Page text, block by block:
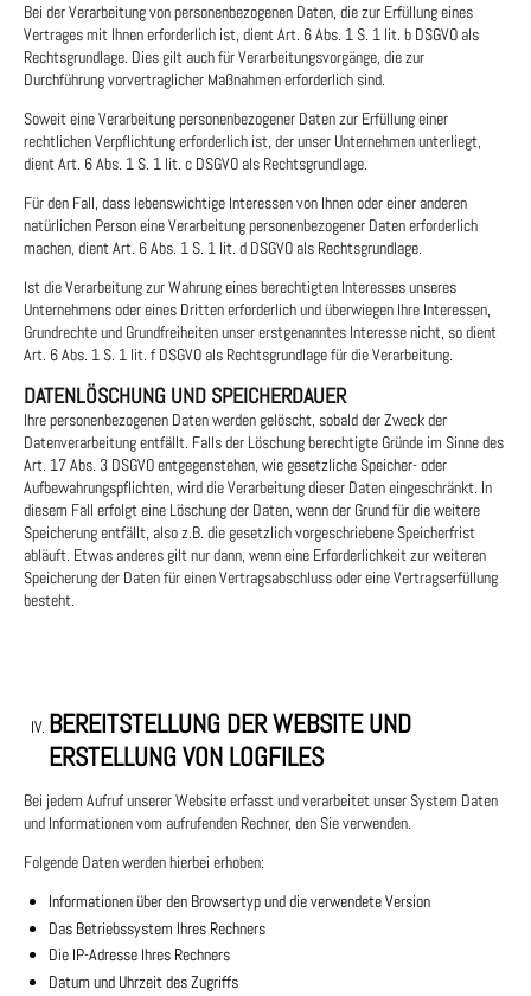
Bei der Verarbeitung von personenbezogenen Daten, die zur Erfüllung eines
Vertrages mit Ihnen erforderlich ist, dient Art. 6 Abs. 1 S. 1 lit. b DSGVO als
Rechtsgrundlage. Dies gilt auch für Verarbeitungsvorgänge, die zur
Durchführung vorvertraglicher Maßnahmen erforderlich sind.
Soweit eine Verarbeitung personenbezogener Daten zur Erfüllung einer
rechtlichen Verpflichtung erforderlich ist, der unser Unternehmen unterliegt,
dient Art. 6 Abs. 1 S. 1 lit. c DSGVO als Rechtsgrundlage.
Für den Fall, dass lebenswichtige Interessen von Ihnen oder einer anderen
natürlichen Person eine Verarbeitung personenbezogener Daten erforderlich
machen, dient Art. 6 Abs. 1 S. 1 lit. d DSGVO als Rechtsgrundlage.
Ist die Verarbeitung zur Wahrung eines berechtigten Interesses unseres
Unternehmens oder eines Dritten erforderlich und überwiegen Ihre Interessen,
Grundrechte und Grundfreiheiten unser erstgenanntes Interesse nicht, so dient
Art. 6 Abs. 1 S. 1 lit. f DSGVO als Rechtsgrundlage für die Verarbeitung.
DATENLÖSCHUNG UND SPEICHERDAUER
Ihre personenbezogenen Daten werden gelöscht, sobald der Zweck der
Datenverarbeitung entfällt. Falls der Löschung berechtigte Gründe im Sinne des
Art. 17 Abs. 3 DSGVO entgegenstehen, wie gesetzliche Speicher- oder
Aufbewahrungspflichten, wird die Verarbeitung dieser Daten eingeschränkt. In
diesem Fall erfolgt eine Löschung der Daten, wenn der Grund für die weitere
Speicherung entfällt, also z.B. die gesetzlich vorgeschriebene Speicherfrist
abläuft. Etwas anderes gilt nur dann, wenn eine Erforderlichkeit zur weiteren
Speicherung der Daten für einen Vertragsabschluss oder eine Vertragserfüllung
besteht.
BEREITSTELLUNG DER WEBSITE UND
ERSTELLUNG VON LOGFILES
Bei jedem Aufruf unserer Website erfasst und verarbeitet unser System Daten
und Informationen vom aufrufenden Rechner, den Sie verwenden.
Folgende Daten werden hierbei erhoben:
Informationen über den Browsertyp und die verwendete Version
Das Betriebssystem Ihres Rechners
Die IP-Adresse Ihres Rechners
Datum und Uhrzeit des Zugriffs